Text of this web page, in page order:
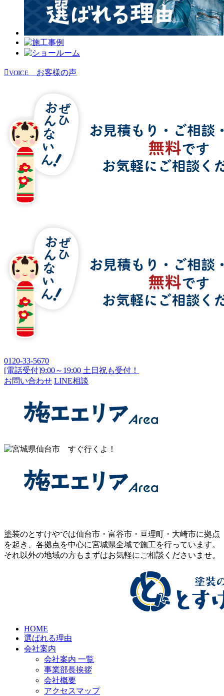
VOICE お客様の声
0120-33-5670
[電話受付]9:00～19:00 土日祝も受付！
お問い合わせ LINE相談
塗装のとすけやでは仙台市・富谷市・亘理町・大崎市に拠点
を起き、各拠点を中心に宮城県全域で施工を行っています。
それ以外の地域の方もまずはお気軽にご相談くださいませ。
HOME
選ばれる理由
会社案内
会社案内 一覧
事業部長挨拶
会社概要
アクセスマップ